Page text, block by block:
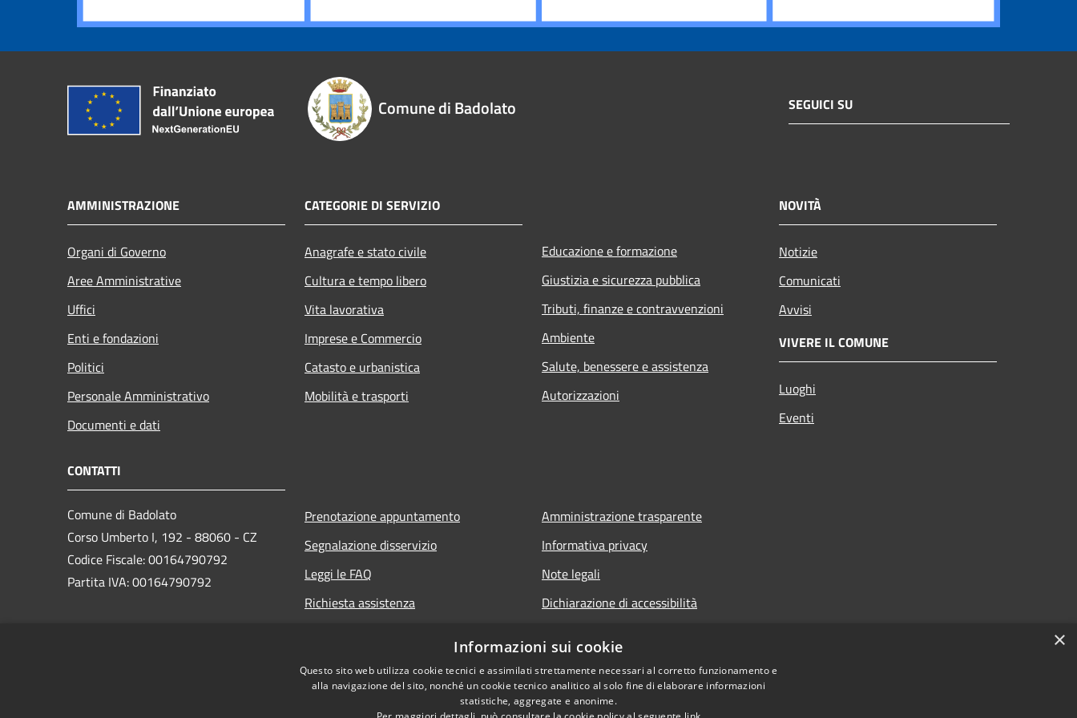
Comune di Badolato SEGUICI SU
AMMINISTRAZIONE
Organi di Governo
Aree Amministrative
Uffici
Enti e fondazioni
Politici
Personale Amministrativo
Documenti e dati
CATEGORIE DI SERVIZIO
Anagrafe e stato civile
Cultura e tempo libero
Vita lavorativa
Imprese e Commercio
Catasto e urbanistica
Mobilità e trasporti
Educazione e formazione
Giustizia e sicurezza pubblica
Tributi, finanze e contravvenzioni
Ambiente
Salute, benessere e assistenza
Autorizzazioni
NOVITÀ
Notizie
Comunicati
Avvisi
VIVERE IL COMUNE
Luoghi
Eventi
CONTATTI
Comune di Badolato
Corso Umberto I, 192 - 88060 - CZ
Codice Fiscale: 00164790792
Partita IVA: 00164790792
amministrativo.comunebadolato@asmepec.it
Prenotazione appuntamento
Segnalazione disservizio
Leggi le FAQ
Richiesta assistenza
Amministrazione trasparente
Informativa privacy
Note legali
Dichiarazione di accessibilità
×
Informazioni sui cookie
Questo sito web utilizza cookie tecnici e assimilati strettamente necessari al corretto funzionamento e
alla navigazione del sito, nonché un cookie tecnico analitico al solo fine di elaborare informazioni
statistiche, aggregate e anonime.